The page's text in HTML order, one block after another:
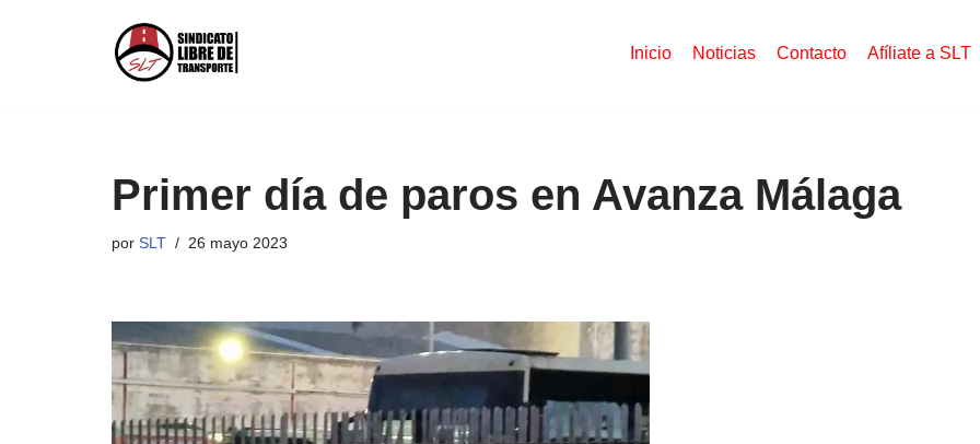
Inicio Noticias Contacto Afíliate a SLT
Primer día de paros en Avanza Málaga
por SLT 26 mayo 2023